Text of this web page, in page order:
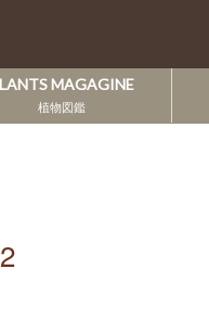
MAGAGINE
植物図鑑